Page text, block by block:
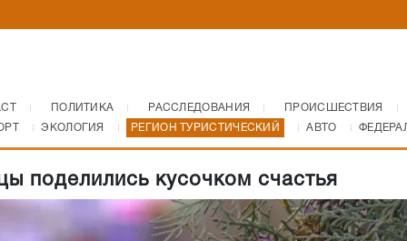
ПОЛИТИКА РАССЛЕДОВАНИЯ ПРОИСШЕСТВИЯ
ЭКОЛОГИЯ РЕГИОН ТУРИСТИЧЕСКИЙ АВТО
поделились кусочком счастья